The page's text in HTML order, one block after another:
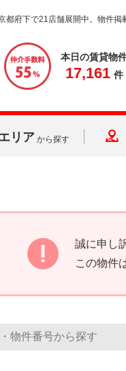
都府下で21店舗展開中。物件掲
本日の賃貸物
17,161 件
リア から探す
誠に申し
この物件